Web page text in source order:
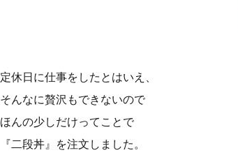
定休日に仕事をしたとはいえ、
そんなに贅沢もできないので
ほんの少しだけってことで
『二段丼』を注文しました。